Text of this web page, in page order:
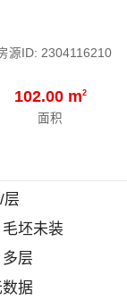
源ID: 2304116210
102.00 m2
面积
层
毛坯未装
多层
据